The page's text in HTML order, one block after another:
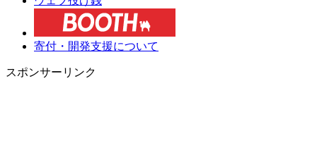
寄付・開発支援について
スポンサーリンク